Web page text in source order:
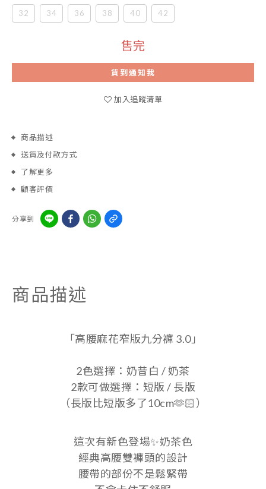
32 34 36 38 40 42
售完
貨到通知我
加入追蹤清單
商品描述
送貨及付款方式
了解更多
顧客評價
分享到
商品描述
「高腰麻花窄版九分褲 3.0」
2色選擇：奶昔白 / 奶茶
2款可做選擇：短版 / 長版
（長版比短版多了10cm🫶🏻）
這次有新色登場✨奶茶色
經典高腰雙褲頭的設計
腰帶的部份不是鬆緊帶